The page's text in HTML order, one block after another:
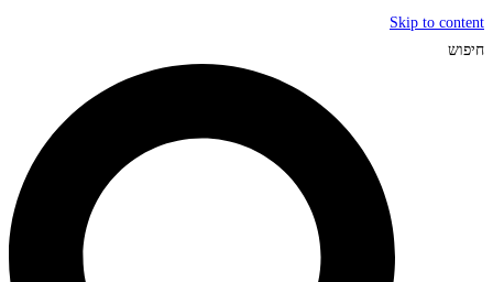
Skip to content
חיפוש